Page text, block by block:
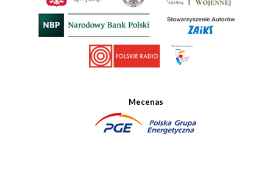
Mecenas